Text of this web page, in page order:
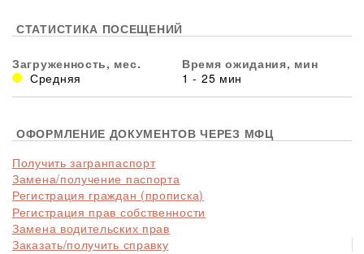
СТАТИСТИКА ПОСЕЩЕНИЙ
Загруженность, мес.
Средняя
Время ожидания, мин
1 - 25 мин
ОФОРМЛЕНИЕ ДОКУМЕНТОВ ЧЕРЕЗ МФЦ
Получить загранпаспорт
Замена/получение паспорта
Регистрация граждан (прописка)
Регистрация прав собственности
Замена водительских прав
Заказать/получить справку